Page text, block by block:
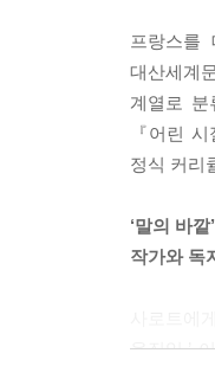
던 게 뭔
번에 알아
나지 않았
--- p 111
프랑스를
대산세계
계열로
『어린
정식 커리
‘말의 바
작가와 독
움직임,’